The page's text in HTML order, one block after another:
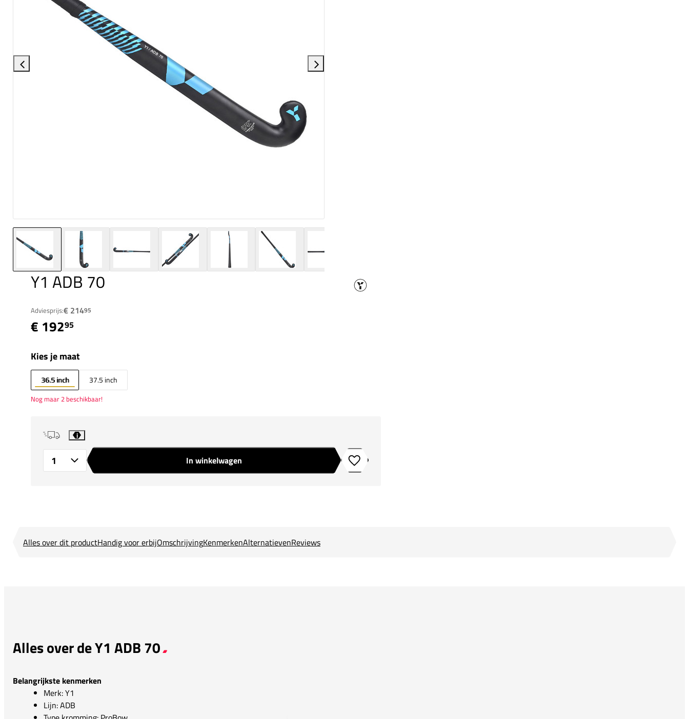
Y1 ADB 70
Adviesprijs:€ 21495
€ 19295
Kies je maat
36.5 inch 37.5 inch
Nog maar 2 beschikbaar!
i
In winkelwagen Toevoegen aan verlanglijstje
Alles over dit productHandig voor erbijOmschrijvingKenmerkenAlternatievenReviews
Alles over de Y1 ADB 70
Belangrijkste kenmerken
Merk: Y1
Lijn: ADB